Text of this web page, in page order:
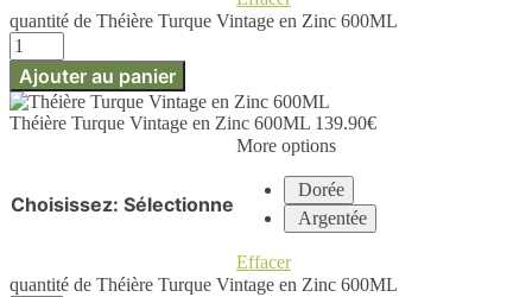
quantité de Théière Turque Vintage en Zinc 600ML
Ajouter au panier
Théière Turque Vintage en Zinc 600ML 139.90€
Choisissez: Sélectionne
More options
Dorée
Argentée
Effacer
quantité de Théière Turque Vintage en Zinc 600ML